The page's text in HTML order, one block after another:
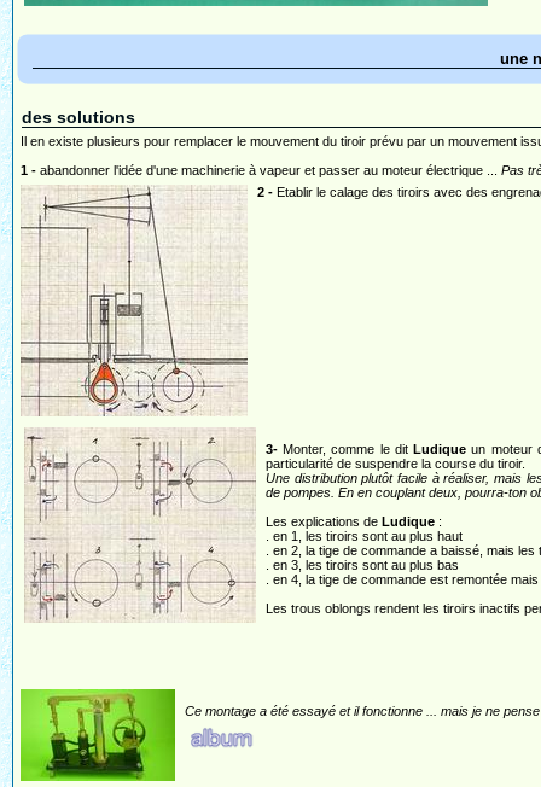
une
des solutions
Il en existe plusieurs pour remplacer le mouvement du tiroir prévu par un mouvement
1 - abandonner l'idée d'une machinerie à vapeur et passer au moteur électrique ... Pas
2 - Etablir le calage des tiroirs avec des
3- Monter, comme le ditLudique un moteur
particularité de suspendre la course du tiroir.
Une distribution plutôt facile à réaliser, mais
de pompes. En en couplant deux, pourra-ton
Les explications de Ludique :
. en 1, les tiroirs sont au plus haut
. en 2, la tige de commande a baissé, mais
. en 3, les tiroirs sont au plus bas
. en 4, la tige de commande est remontée
Les trous oblongs rendent les tiroirs inactifs
Ce montage a été essayé et il fonctionne ... mais je ne